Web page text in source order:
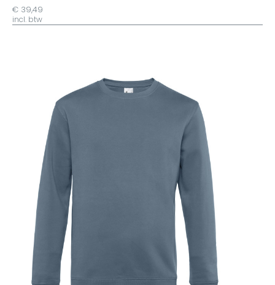
€ 39,49
incl. btw